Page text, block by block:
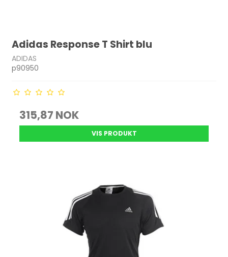
Adidas Response T Shirt blu
ADIDAS
p90950
315,87 NOK
VIS PRODUKT